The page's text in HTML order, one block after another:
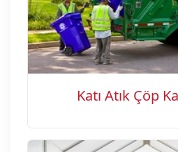
Katı Atık Çöp